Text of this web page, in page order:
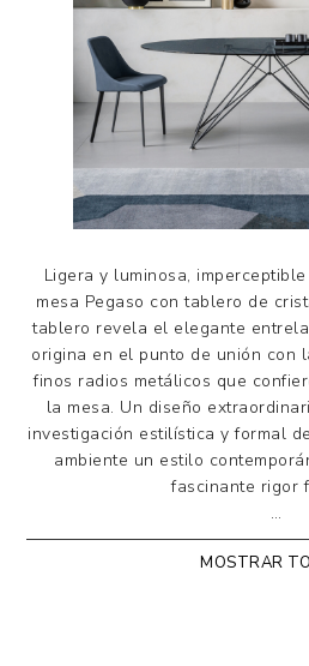
Ligera y luminosa,
mesa Pegaso con tablero de
tablero revela el elegante
origina en el punto de unión con
finos radios metálicos que
la mesa. Un diseño
investigación estilística y formal
ambiente un estilo
fascinante rigor
La base, formada por
imperceptibles, es de varilla
MOSTRAR